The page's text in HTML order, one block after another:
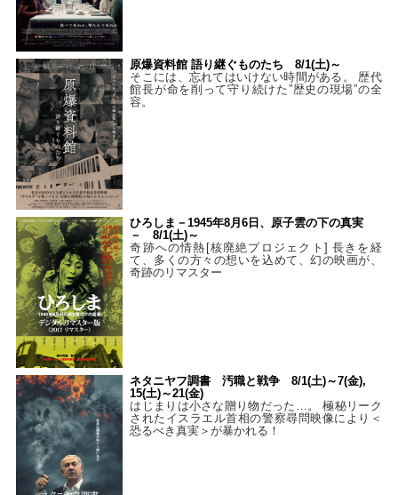
原爆資料館 語り継ぐものたち 8/1(土)～
そこには、忘れてはいけない時間がある。 歴代
館長が命を削って守り続けた”歴史の現場”の全
容。
ひろしま－1945年8月6日、原子雲の下の真実
－ 8/1(土)～
奇跡への情熱[核廃絶プロジェクト] 長きを経
て、多くの方々の想いを込めて、幻の映画が、
奇跡のリマスター
ネタニヤフ調書 汚職と戦争 8/1(土)～7(金),
15(土)～21(金)
はじまりは小さな贈り物だった…。 極秘リーク
されたイスラエル首相の警察尋問映像により＜
恐るべき真実＞が暴かれる！